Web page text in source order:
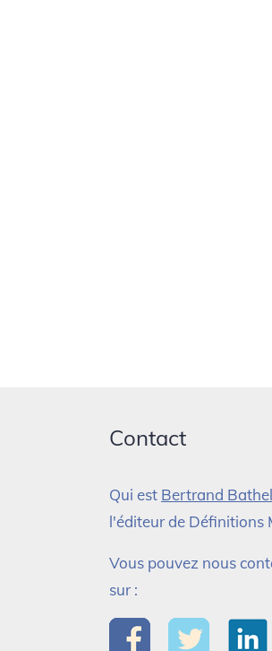
Contact
Qui est Bertrand
l'éditeur de Définitions
Vous pouvez nous
sur :